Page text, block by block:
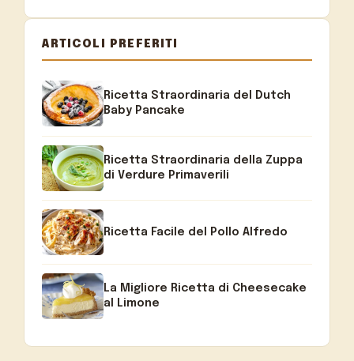
ARTICOLI PREFERITI
Ricetta Straordinaria del Dutch
Baby Pancake
Ricetta Straordinaria della Zuppa
di Verdure Primaverili
Ricetta Facile del Pollo Alfredo
La Migliore Ricetta di Cheesecake
al Limone